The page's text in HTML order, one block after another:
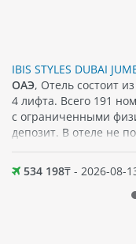
IBIS STYLES DUBAI
ОАЭ, Отель состоит
4 лифта. Всего 191
с ограниченными
депозит. В отеле не
534 198₸ - 2026-08-